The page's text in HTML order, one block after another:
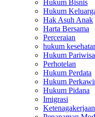
Hukum Bisnis
Hukum
Hak Asuh Anak
Harta Bersama
Perceraian
hukum
Hukum
Perhotelan
Hukum Perdata
Hukum
Hukum Pidana
Imigrasi
Ketenagakerjaan